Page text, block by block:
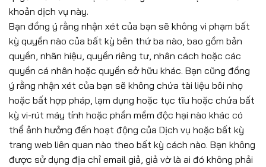
khoản dịch vụ này.
Bạn đồng ý rằng nhận xét của bạn sẽ không vi phạm bất
kỳ quyền nào của bất kỳ bên thứ ba nào, bao gồm bản
quyền, nhãn hiệu, quyền riêng tư, nhân cách hoặc các
quyền cá nhân hoặc quyền sở hữu khác. Bạn cũng đồng
ý rằng nhận xét của bạn sẽ không chứa tài liệu bôi nhọ
hoặc bất hợp pháp, lạm dụng hoặc tục tĩu hoặc chứa bất
kỳ vi-rút máy tính hoặc phần mềm độc hại nào khác có
thể ảnh hưởng đến hoạt động của Dịch vụ hoặc bất kỳ
trang web liên quan nào theo bất kỳ cách nào. Bạn không
được sử dụng địa chỉ email giả, giả vờ là ai đó không phải